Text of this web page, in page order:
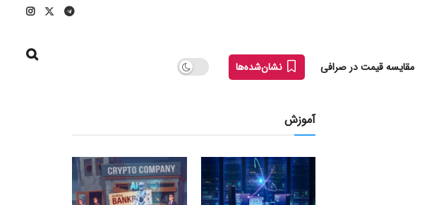
مقایسه قیمت در صرافی نشان‌شده‌ها
آموزش